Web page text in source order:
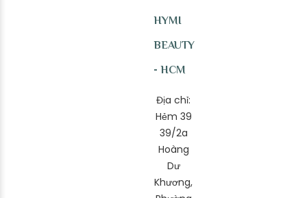
HYMI
BEAUTY
- HCM
Địa chỉ:
Hẻm 39
39/2a
Hoàng
Dư
Khương,